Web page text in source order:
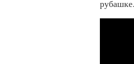
рубашке.